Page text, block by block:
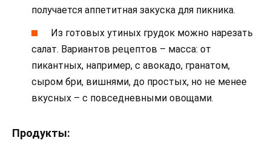
получается аппетитная закуска для пикника.
Из готовых утиных грудок можно нарезать
салат. Вариантов рецептов – масса: от
пикантных, например, с авокадо, гранатом,
сыром бри, вишнями, до простых, но не менее
вкусных – с повседневными овощами.
Продукты: